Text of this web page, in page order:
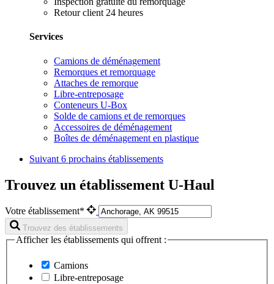
Retour client 24 heures
Services
Camions de déménagement
Remorques et remorquage
Attaches de remorque
Libre-entreposage
Conteneurs U-Box
Solde de camions et de remorques
Accessoires de déménagement
Boîtes de déménagement en plastique
Suivant 6 prochains établissements
Trouvez un établissement U-Haul
Votre établissement*
Trouvez des établissements
Afficher les établissements qui offrent :
Camions
Libre-entreposage